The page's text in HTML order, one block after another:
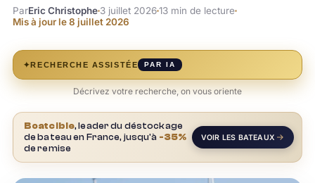
ParEric Christophe3 juillet 202613 min de lecture
Mis à jour le8 juillet 2026
✦RECHERCHE ASSISTÉE PAR IA
Décrivez votre recherche, on vous oriente
Boatcible, leader du déstockage
de bateau en France, jusqu'à -35%
de remise
VOIR LES BATEAUX